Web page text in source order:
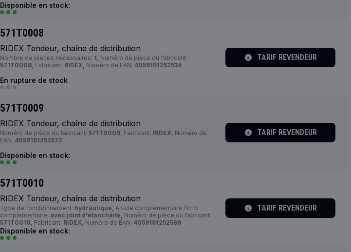
Disponible en stock:
571T0008
RIDEX Tendeur, chaîne de distribution
Nombre de pièces nécessaires: 1, Numéro de pièce du fabricant:
571T0008, Fabricant: RIDEX, Numéro de EAN: 4059191252534
En rupture de stock
TARIF REVENDEUR
571T0009
RIDEX Tendeur, chaîne de distribution
Numéro de pièce du fabricant: 571T0009, Fabricant: RIDEX, Numéro de
EAN: 4059191252572
Disponible en stock:
TARIF REVENDEUR
571T0010
RIDEX Tendeur, chaîne de distribution
Type de fonctionnement: hydraulique, Article complémentaire / Info
complémentaire: avec joint d'étanchéite, Numéro de pièce du fabricant:
571T0010, Fabricant: RIDEX, Numéro de EAN: 4059191252589
Disponible en stock:
TARIF REVENDEUR